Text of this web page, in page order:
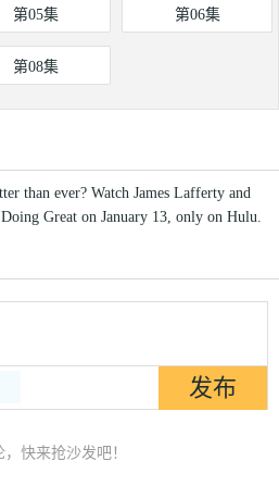
第05集 第06集
第08集
than ever? Watch James Lafferty and
Great on January 13, only on Hulu.
快来抢沙发吧！